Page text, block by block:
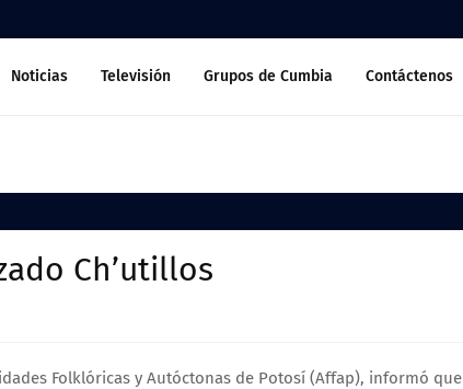
Noticias Televisión Grupos de Cumbia Contáctenos
Ch’utillos
Folklóricas y Autóctonas de Potosí (Affap), informó que